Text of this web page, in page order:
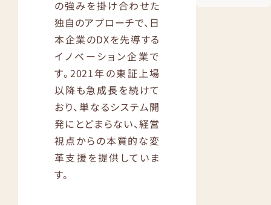
の強みを掛け合わせた
独自のアプローチで、日
本企業のDXを先導する
イノベーション企業で
す。2021年の東証上場
以降も急成長を続けて
おり、単なるシステム開
発にとどまらない、経営
視点からの本質的な変
革支援を提供していま
す。